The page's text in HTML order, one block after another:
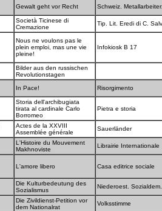
Gewalt geht vor Recht Schweiz.
Società Ticinese di
Cremazione
Tip. Lit. Eredi di C.
Nous ne voulons pas le
plein emploi, mas une vie
pleine!
Infokiosk B 17
Bilder aus den russischen
Revolutionstagen
In Pace! Risorgimento
Storia dell'archibugiata
tirata al cardinale Carlo
Borromeo
Pietra e storia
Actes de la XXVIII
Assemblée générale
Sauerländer
L'Histoire du Mouvement
Makhnoviste
Librairie Internationale
L'amore libero Casa editrice sociale
Die Kulturbedeutung des
Sozialismus
Niederoest.
Die Zivildienst-Petition vor
dem Nationalrat
Volksstimme